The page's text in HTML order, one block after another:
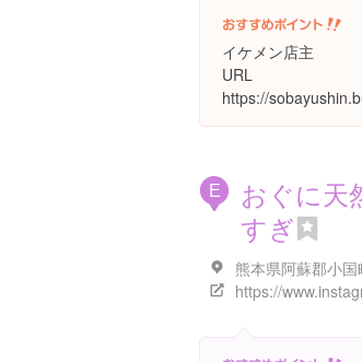
イケメン店主
URL
https://
E
おぐに天
すぎ